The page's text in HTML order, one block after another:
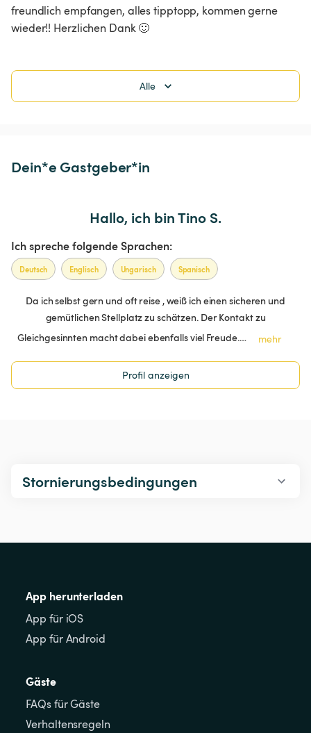
freundlich empfangen, alles tipptopp, kommen gerne
wieder!! Herzlichen Dank 🙂
Alle
Dein*e Gastgeber*in
Hallo, ich bin Tino S.
Ich spreche folgende Sprachen:
Deutsch Englisch Ungarisch Spanisch
Da ich selbst gern und oft reise , weiß ich einen sicheren und
gemütlichen Stellplatz zu schätzen. Der Kontakt zu
Gleichgesinnten macht dabei ebenfalls viel Freude.…
mehr
Profil anzeigen
Stornierungsbedingungen
App herunterladen
App für iOS
App für Android
Gäste
FAQs für Gäste
Verhaltensregeln